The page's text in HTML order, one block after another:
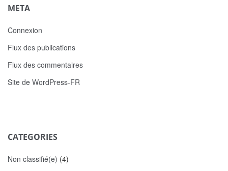
META
Connexion
Flux des publications
Flux des commentaires
Site de WordPress-FR
CATEGORIES
Non classifié(e) (4)